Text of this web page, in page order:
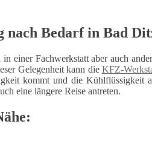
Bedarf in Bad
in einer Fachwerkstatt aber auch
Gelegenheit kann die KFZ-
kommt und die
eine längere Reise antreten.